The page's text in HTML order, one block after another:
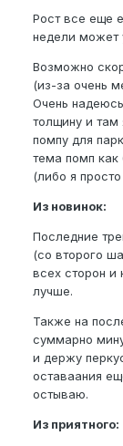
Рост все еще
недели может
Возможно
(из-за очень
Очень
толщину и там
помпу для
тема помп как
(либо я
Из новинок:
Последние
(со второго
всех сторон и
лучше.
Также на
суммарно
и держу
оставаания
остываю.
Из приятного: